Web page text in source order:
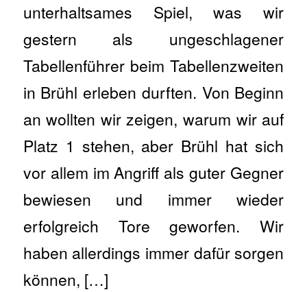
unterhaltsames Spiel, was wir
gestern als ungeschlagener
Tabellenführer beim Tabellenzweiten
in Brühl erleben durften. Von Beginn
an wollten wir zeigen, warum wir auf
Platz 1 stehen, aber Brühl hat sich
vor allem im Angriff als guter Gegner
bewiesen und immer wieder
erfolgreich Tore geworfen. Wir
haben allerdings immer dafür sorgen
können, […]